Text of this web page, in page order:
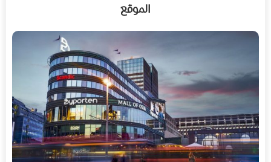
الموقع